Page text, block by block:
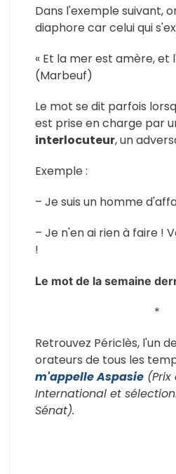
Dans l'exemple suivant,
diaphore car celui qui
« Et la mer est amère, et
(Marbeuf)
Le mot se dit parfois
est prise en charge par
interlocuteur, un
Exemple :
– Je suis un homme
– Je n'en ai rien à faire !
!
Le mot de la semaine
*
Retrouvez Périclès, l'un
orateurs de tous les
m'appelle Aspasie
International et
Sénat).